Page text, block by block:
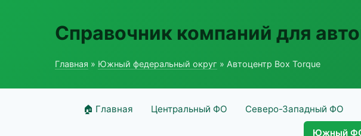
Справочник компаний для
Главная » Южный федеральный округ » Автоцентр Box Torque
🏠 Главная Центральный ФО Северо-Западный ФО
Южный